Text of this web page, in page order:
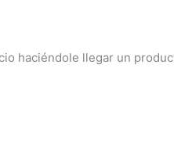
haciéndole llegar un